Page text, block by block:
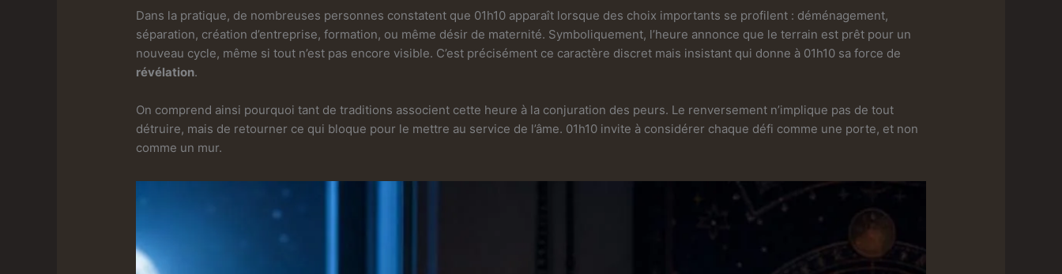
Dans la pratique, de nombreuses personnes constatent que 01h10 apparaît lorsque des choix importants se profilent : déménagement,
séparation, création d’entreprise, formation, ou même désir de maternité. Symboliquement, l’heure annonce que le terrain est prêt pour un
nouveau cycle, même si tout n’est pas encore visible. C’est précisément ce caractère discret mais insistant qui donne à 01h10 sa force de
révélation.
On comprend ainsi pourquoi tant de traditions associent cette heure à la conjuration des peurs. Le renversement n’implique pas de tout
détruire, mais de retourner ce qui bloque pour le mettre au service de l’âme. 01h10 invite à considérer chaque défi comme une porte, et non
comme un mur.